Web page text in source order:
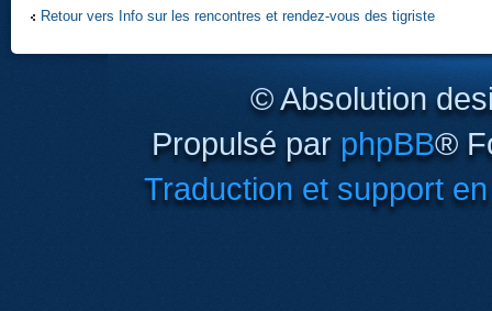
Retour vers Info sur les rencontres et rendez-vous des tigriste
© Absolution
Propulsé par phpBB®
Traduction et support